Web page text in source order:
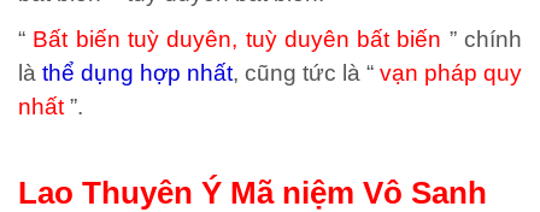
“ Bất biến tuỳ duyên, tuỳ duyên bất biến ” chính
là thể dụng hợp nhất, cũng tức là “ vạn pháp quy
nhất ”.
Lao Thuyên Ý Mã niệm Vô Sanh